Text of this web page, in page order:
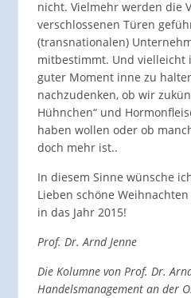
nicht. Vielmehr werden die
verschlossenen Türen
(transnationalen)
mitbestimmt. Und vielleicht
guter Moment inne zu
nachzudenken, ob wir
Hühnchen“ und
haben wollen oder ob
doch mehr ist..
In diesem Sinne wünsche
Lieben schöne
in das Jahr 2015!
Prof. Dr. Arnd Jenne
Die Kolumne von Prof. Dr.
Handelsmanagement an der